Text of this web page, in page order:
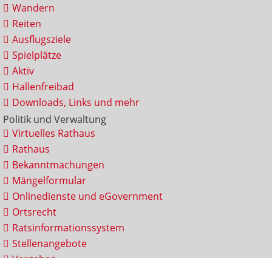
Wandern
Reiten
Ausflugsziele
Spielplätze
Aktiv
Hallenfreibad
Downloads, Links und mehr
Politik und Verwaltung
Virtuelles Rathaus
Rathaus
Bekanntmachungen
Mängelformular
Onlinedienste und eGovernment
Ortsrecht
Ratsinformationssystem
Stellenangebote